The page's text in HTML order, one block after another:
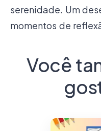
serenidade. Um
momentos de
Você